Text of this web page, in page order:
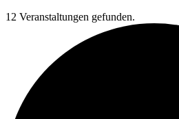
12 Veranstaltungen gefunden.